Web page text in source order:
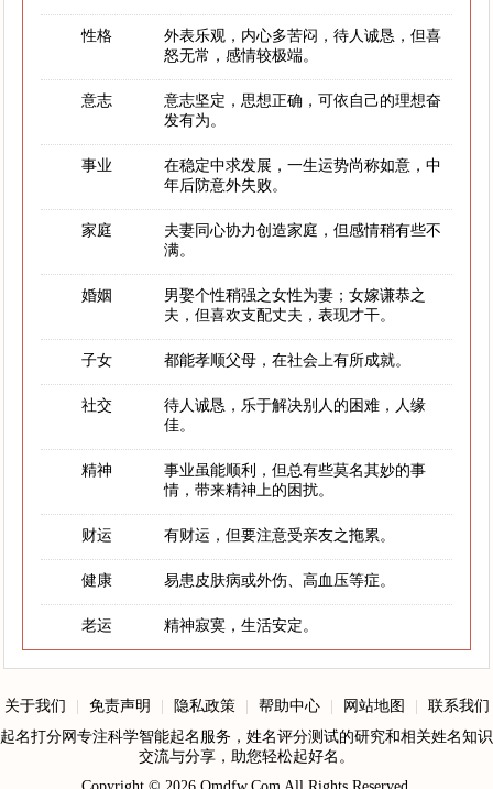
性格
外表乐观，内心多苦闷，待人诚恳，但喜
怒无常，感情较极端。
意志
意志坚定，思想正确，可依自己的理想奋
发有为。
事业
在稳定中求发展，一生运势尚称如意，中
年后防意外失败。
家庭
夫妻同心协力创造家庭，但感情稍有些不
满。
婚姻
男娶个性稍强之女性为妻；女嫁谦恭之
夫，但喜欢支配丈夫，表现才干。
子女 都能孝顺父母，在社会上有所成就。
社交
待人诚恳，乐于解决别人的困难，人缘
佳。
精神
事业虽能顺利，但总有些莫名其妙的事
情，带来精神上的困扰。
财运 有财运，但要注意受亲友之拖累。
健康 易患皮肤病或外伤、高血压等症。
老运 精神寂寞，生活安定。
关于我们 免责声明 隐私政策 帮助中心 网站地图
联系我们
起名打分网专注科学智能起名服务，姓名评分测试的研究和相关姓名知识
交流与分享，助您轻松起好名。